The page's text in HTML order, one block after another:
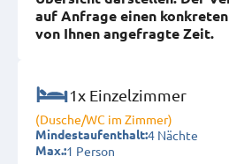
auf Anfrage einen
von Ihnen angefragte Zeit.
1x Einzelzimmer
(Dusche/WC im Zimmer)
Mindestaufenthalt:4 Nächte
Max.:1 Person